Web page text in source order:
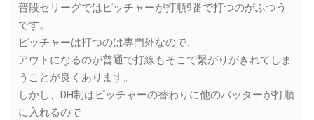
普段セリーグではピッチャーが打順9番で打つのがふつう
です。
ピッチャーは打つのは専門外なので、
アウトになるのが普通で打線もそこで繋がりがきれてしま
うことが良くあります。
しかし、DH制はピッチャーの替わりに他のバッターが打順
に入れるので